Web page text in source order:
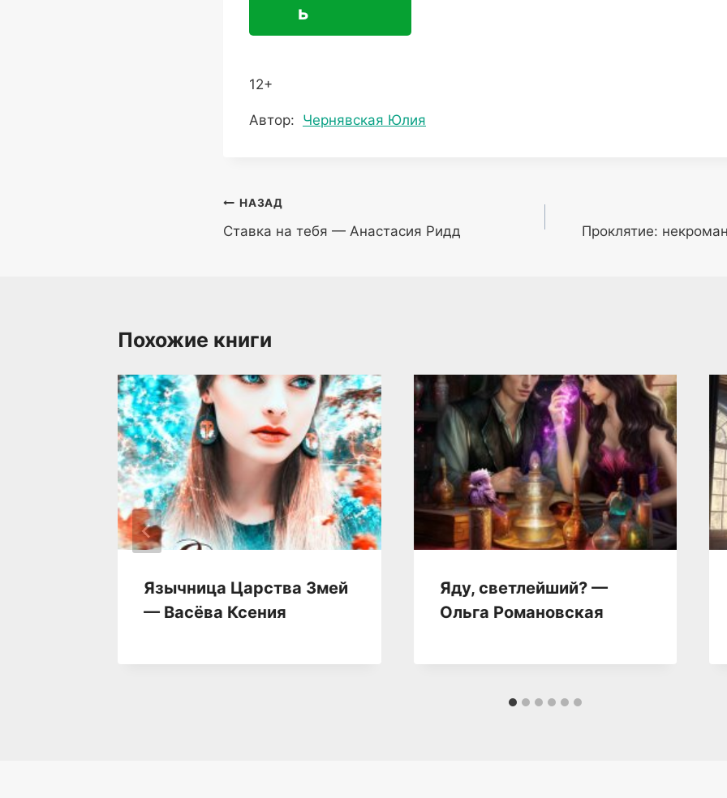
ь
12+
Метки
Автор: Чернявская Юлия
Навигация
по
НАЗАД
Ставка на тебя — Анастасия Ридд Проклятие:
Похожие книги
Язычница Царства Змей
— Васёва Ксения
Яду, светлейший? —
Ольга Романовская